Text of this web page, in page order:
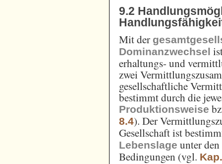
9.2
Mit der
Dominanzwechsel
erhaltungs- und
zwei
gesellschaftliche
bestimmt durch die
Produktionsweise
8.4). Der
Gesellschaft ist
Lebenslage unter
Bedingungen (vgl.